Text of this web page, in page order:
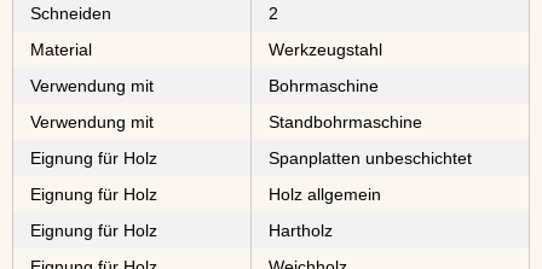
Schneiden
2
Material
⁠⁠Werkzeugstahl
Verwendung mit
Bohrmaschine
Verwendung mit
Standbohrmaschine
Eignung für Holz
⁠⁠⁠⁠⁠⁠⁠⁠Spanplatten unbeschichtet
Eignung für Holz
Holz allgemein
Eignung für Holz
⁠⁠⁠Hartholz